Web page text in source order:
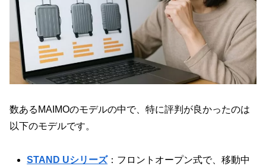
数あるMAIMOのモデルの中で、特に評判が良かったのは
以下のモデルです。
STAND Uシリーズ：フロントオープン式で、移動中